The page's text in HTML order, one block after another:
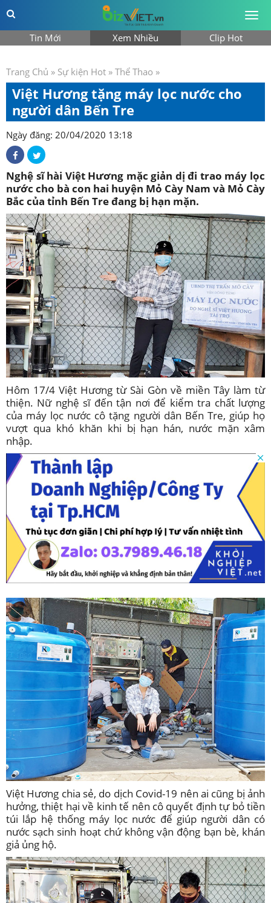
Tin Mới Xem Nhiều Clip Hot
Trang Chủ » Sự kiện Hot » Thể Thao »
Việt Hương tặng máy lọc nước cho
người dân Bến Tre
Ngày đăng: 20/04/2020 13:18
Nghệ sĩ hài Việt Hương mặc giản dị đi trao máy lọc
nước cho bà con hai huyện Mỏ Cày Nam và Mỏ Cày
Bắc của tỉnh Bến Tre đang bị hạn mặn.
Hôm 17/4 Việt Hương từ Sài Gòn về miền Tây làm từ
thiện. Nữ nghệ sĩ đến tận nơi để kiểm tra chất lượng
của máy lọc nước cô tặng người dân Bến Tre, giúp họ
vượt qua khó khăn khi bị hạn hán, nước mặn xâm
nhập.
Việt Hương chia sẻ, do dịch Covid-19 nên ai cũng bị ảnh
hưởng, thiệt hại về kinh tế nên cô quyết định tự bỏ tiền
túi lắp hệ thống máy lọc nước để giúp người dân có
nước sạch sinh hoạt chứ không vận động bạn bè, khán
giả ủng hộ.